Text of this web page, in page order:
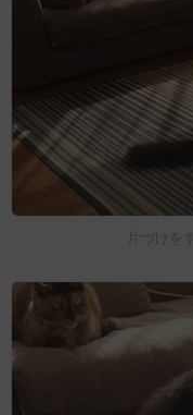
片づけを